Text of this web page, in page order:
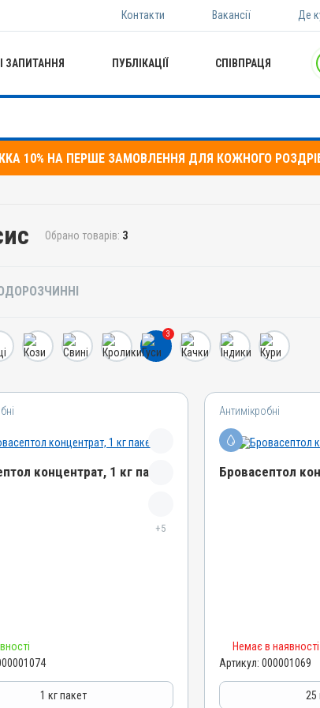
Контакти Вакансії Де
ЗАПИТАННЯ ПУБЛІКАЦІЇ СПІВПРАЦЯ
10% НА ПЕРШЕ ЗАМОВЛЕННЯ ДЛЯ КОЖНОГО
Обрано товарів: 3
3
концентрат, 1 кг пакет
+5
10
1 кг пакет
Антимікробні
Бровасептол
AB-00945-01-10
Немає в наявності
Артикул: 000001069
25